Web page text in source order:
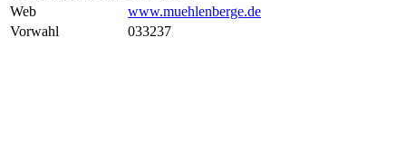
Web
www.muehlenberge.de
Vorwahl
033237